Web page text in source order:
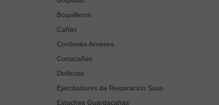
Boquilleros
Cañas
Cordones Arneses
Cortacañas
Deflector
Ejercitadores de Respiración Saxo
Estuches Guardacañas